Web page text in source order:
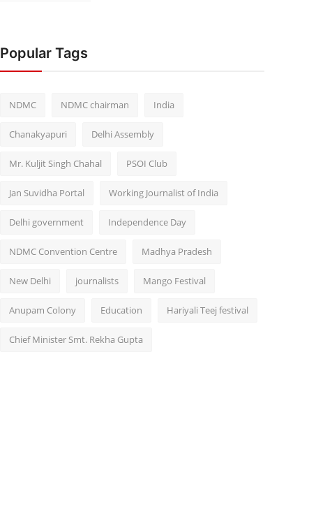
Popular Tags
NDMC NDMC chairman India
Chanakyapuri Delhi Assembly
Mr. Kuljit Singh Chahal PSOI Club
Jan Suvidha Portal Working Journalist of India
Delhi government Independence Day
NDMC Convention Centre Madhya Pradesh
New Delhi journalists Mango Festival
Anupam Colony Education Hariyali Teej festival
Chief Minister Smt. Rekha Gupta